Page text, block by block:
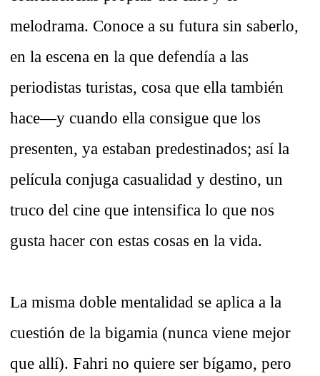
melodrama. Conoce a su futura sin saberlo,
en la escena en la que defendía a las
periodistas turistas, cosa que ella también
hace—y cuando ella consigue que los
presenten, ya estaban predestinados; así la
película conjuga casualidad y destino, un
truco del cine que intensifica lo que nos
gusta hacer con estas cosas en la vida.
La misma doble mentalidad se aplica a la
cuestión de la bigamia (nunca viene mejor
que allí). Fahri no quiere ser bígamo, pero